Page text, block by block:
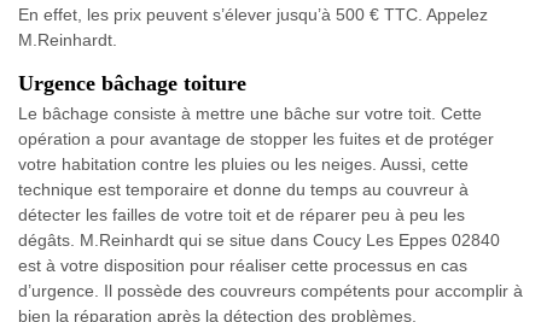
En effet, les prix peuvent s’élever jusqu’à 500 € TTC. Appelez
M.Reinhardt.
Urgence bâchage toiture
Le bâchage consiste à mettre une bâche sur votre toit. Cette
opération a pour avantage de stopper les fuites et de protéger
votre habitation contre les pluies ou les neiges. Aussi, cette
technique est temporaire et donne du temps au couvreur à
détecter les failles de votre toit et de réparer peu à peu les
dégâts. M.Reinhardt qui se situe dans Coucy Les Eppes 02840
est à votre disposition pour réaliser cette processus en cas
d’urgence. Il possède des couvreurs compétents pour accomplir à
bien la réparation après la détection des problèmes.